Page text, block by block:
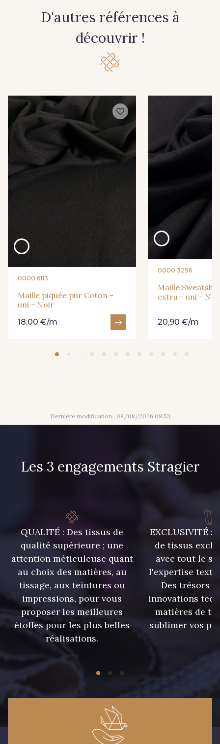
D'autres références à
découvrir !
0000 6113
Maille piquée pur Coton -
uni - Noir
18,00 €/m
0000 3296
Maille
extra - uni -
20,90 €/m
Dernière modification : 08/08/2026 09:53
Les 3 engagements Stragier
QUALITÉ : Des tissus de
qualité supérieure ; une
attention méticuleuse quant
au choix des matières, au
tissage, aux teintures ou
impressions, pour vous
proposer les meilleures
étoffes pour les plus belles
réalisations.
EXCLUSIVITÉ :
de tissus
avec tout le
l'expertise
Des trésors
innovations
matières de
sublimer vos